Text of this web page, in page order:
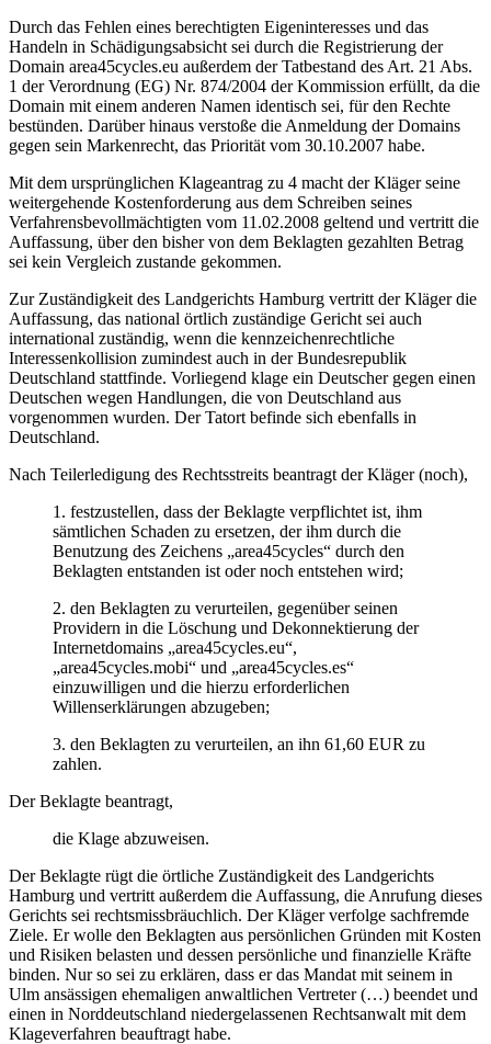
Durch das Fehlen eines berechtigten Eigeninteresses und das
Handeln in Schädigungsabsicht sei durch die Registrierung der
Domain area45cycles.eu außerdem der Tatbestand des Art. 21 Abs.
1 der Verordnung (EG) Nr. 874/2004 der Kommission erfüllt, da die
Domain mit einem anderen Namen identisch sei, für den Rechte
bestünden. Darüber hinaus verstoße die Anmeldung der Domains
gegen sein Markenrecht, das Priorität vom 30.10.2007 habe.
Mit dem ursprünglichen Klageantrag zu 4 macht der Kläger seine
weitergehende Kostenforderung aus dem Schreiben seines
Verfahrensbevollmächtigten vom 11.02.2008 geltend und vertritt die
Auffassung, über den bisher von dem Beklagten gezahlten Betrag
sei kein Vergleich zustande gekommen.
Zur Zuständigkeit des Landgerichts Hamburg vertritt der Kläger die
Auffassung, das national örtlich zuständige Gericht sei auch
international zuständig, wenn die kennzeichenrechtliche
Interessenkollision zumindest auch in der Bundesrepublik
Deutschland stattfinde. Vorliegend klage ein Deutscher gegen einen
Deutschen wegen Handlungen, die von Deutschland aus
vorgenommen wurden. Der Tatort befinde sich ebenfalls in
Deutschland.
Nach Teilerledigung des Rechtsstreits beantragt der Kläger (noch),
1. festzustellen, dass der Beklagte verpflichtet ist, ihm
sämtlichen Schaden zu ersetzen, der ihm durch die
Benutzung des Zeichens „area45cycles“ durch den
Beklagten entstanden ist oder noch entstehen wird;
2. den Beklagten zu verurteilen, gegenüber seinen
Providern in die Löschung und Dekonnektierung der
Internetdomains „area45cycles.eu“,
„area45cycles.mobi“ und „area45cycles.es“
einzuwilligen und die hierzu erforderlichen
Willenserklärungen abzugeben;
3. den Beklagten zu verurteilen, an ihn 61,60 EUR zu
zahlen.
Der Beklagte beantragt,
die Klage abzuweisen.
Der Beklagte rügt die örtliche Zuständigkeit des Landgerichts
Hamburg und vertritt außerdem die Auffassung, die Anrufung dieses
Gerichts sei rechtsmissbräuchlich. Der Kläger verfolge sachfremde
Ziele. Er wolle den Beklagten aus persönlichen Gründen mit Kosten
und Risiken belasten und dessen persönliche und finanzielle Kräfte
binden. Nur so sei zu erklären, dass er das Mandat mit seinem in
Ulm ansässigen ehemaligen anwaltlichen Vertreter (…) beendet und
einen in Norddeutschland niedergelassenen Rechtsanwalt mit dem
Klageverfahren beauftragt habe.